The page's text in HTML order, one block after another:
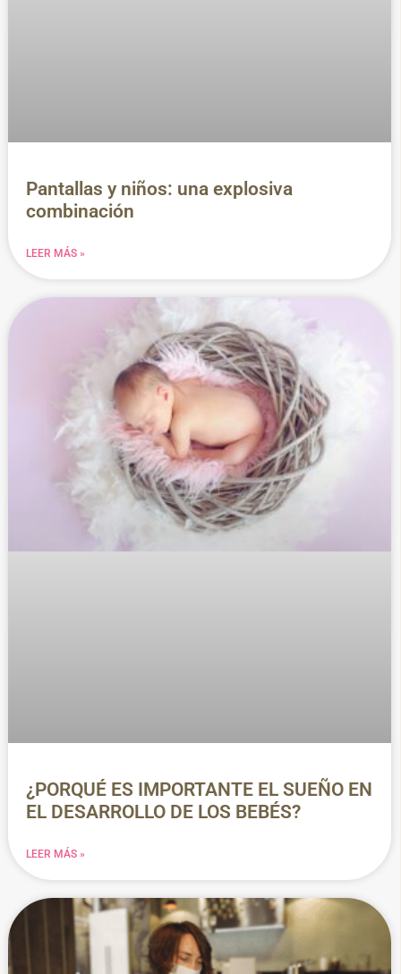
Pantallas y niños: una explosiva
combinación
LEER MÁS »
¿PORQUÉ ES IMPORTANTE EL SUEÑO EN
EL DESARROLLO DE LOS BEBÉS?
LEER MÁS »